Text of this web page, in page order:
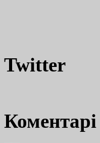
Twitter
Коментарі